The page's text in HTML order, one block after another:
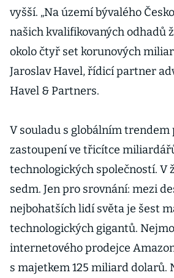
vyšší. „Na území bývalého
našich kvalifikovaných odhadů
okolo čtyř set korunových
Jaroslav Havel, řídicí partner
Havel & Partners.
V souladu s globálním
zastoupení ve třicítce
technologických společností. V
sedm. Jen pro srovnání: mezi
nejbohatších lidí světa je šest
technologických gigantů.
internetového prodejce
s majetkem 125 miliard dolarů.